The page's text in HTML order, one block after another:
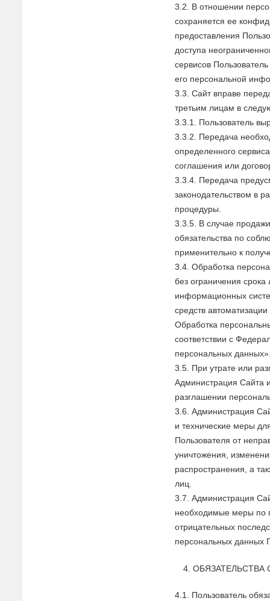
3.2. В отношении
сохраняется ее
предоставления
доступа
сервисов
его персональной
3.3. Сайт вправе
третьим лицам в
3.3.1. Пользователь
3.3.2. Передача
определенного
соглашения или
3.3.4. Передача
законодательством в
процедуры.
3.3.5. В случае
обязательства по
применительно к
3.4. Обработка
без ограничения
информационных
средств
Обработка
соответствии с
персональных
3.5. При утрате или
Администрация Сайта
разглашении
3.6. Администрация
и технические меры
Пользователя от
уничтожения,
распространения, а
лиц.
3.7. Администрация
необходимые меры по
отрицательных
персональных данных
ОБЯЗАТЕЛЬСТВА
4.1. Пользователь